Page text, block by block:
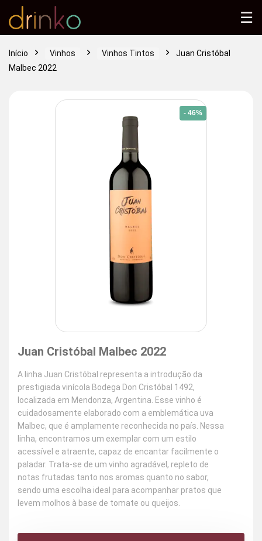
Início Vinhos Vinhos Tintos
Juan Cristóbal
Malbec 2022
- 46%
Juan Cristóbal Malbec 2022
A linha Juan Cristóbal representa a introdução da
prestigiada vinícola Bodega Don Cristóbal 1492,
localizada em Mendonza, Argentina. Esse vinho é
cuidadosamente elaborado com a emblemática uva
Malbec, que é amplamente reconhecida no país. Nessa
linha, encontramos um exemplar com um estilo
acessível e atraente, capaz de encantar facilmente o
paladar. Trata-se de um vinho agradável, repleto de
notas frutadas tanto nos aromas quanto no sabor,
sendo uma escolha ideal para acompanhar pratos que
levem molhos à base de tomate ou queijos.
☰